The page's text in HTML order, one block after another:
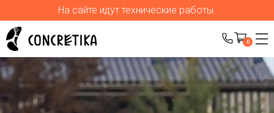
На сайте идут технические работы.
0